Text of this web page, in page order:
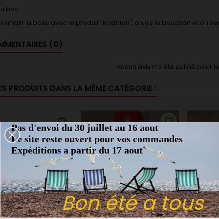
bac.
remplir la boite avec le produit "kivabien", on vis le bouchon et on
(0)
Aucun avis n'a été publié pour
PRODUITS DANS LA MÊME CATÉGORIE :
favorite_border favorite_border
Bon été a tous
Pas d'envoi du 30 juillet au 16 aout
Le site reste ouvert pour vos commandes
Expéditions a partir du 17 aout